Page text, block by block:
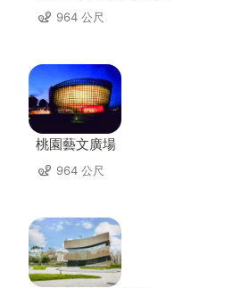
964 公尺
桃園藝文廣場
964 公尺